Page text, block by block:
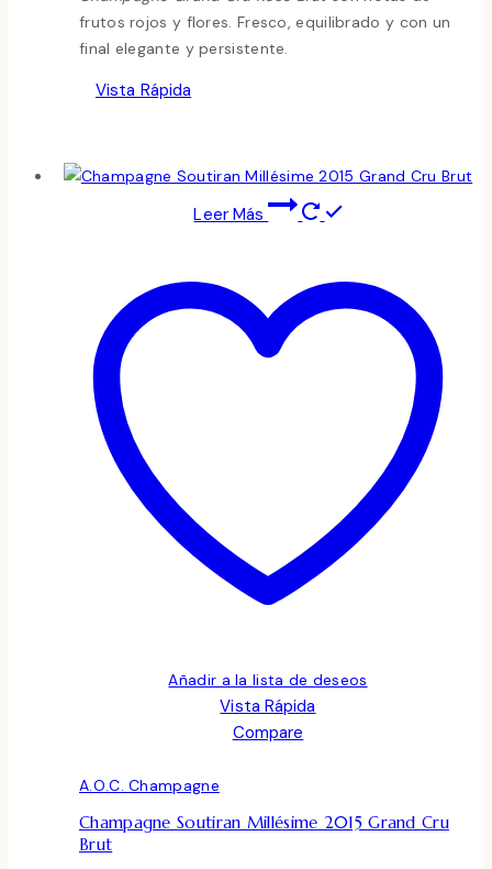
frutos rojos y flores. Fresco, equilibrado y con un
final elegante y persistente.
Vista Rápida
Leer Más
Añadir a la lista de deseos
Vista Rápida
Compare
A.O.C. Champagne
Champagne Soutiran Millésime 2015 Grand Cru
Brut